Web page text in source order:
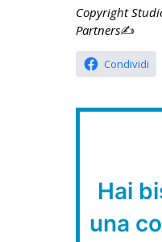
Copyright
Partners✍️
Condividi
Hai
una